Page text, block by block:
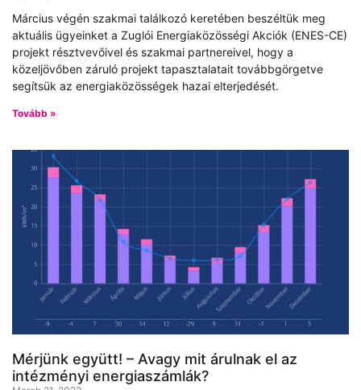
Március végén szakmai találkozó keretében beszéltük meg
aktuális ügyeinket a Zuglói Energiaközösségi Akciók (ENES-CE)
projekt résztvevőivel és szakmai partnereivel, hogy a
közeljövőben záruló projekt tapasztalatait továbbgörgetve
segítsük az energiaközösségek hazai elterjedését.
Tovább »
Mérjünk együtt! – Avagy mit árulnak el az
intézményi energiaszámlák?